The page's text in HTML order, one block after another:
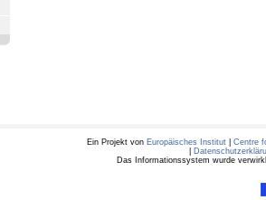
Ein Projekt von Europäisches Institut
Centre
Das Informationssystem wurde